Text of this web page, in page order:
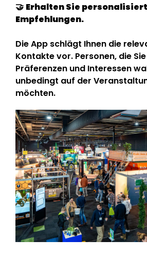
🤝 Erhalten Sie
Empfehlungen.
Die App schlägt Ihnen die
Kontakte vor. Personen, die
Präferenzen und Interessen
unbedingt auf der
möchten.